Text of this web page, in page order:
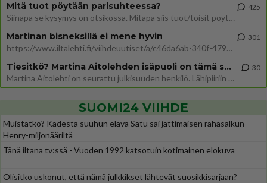
Mitä tuot pöytään parisuhteessa?
Siinäpä se kysymys on otsikossa. Mitäpä siis tuot/toisit pöytään parisuhteessa? Oletko mies vai nainen? Koetko sen mitä
425
Martinan bisneksillä ei mene hyvin
https://www.iltalehti.fi/viihdeuutiset/a/c46da6ab-340f-4790-aaa7-0865eed2336 Yrityksen konkurssihakemus on tullut kärä
301
Tiesitkö? Martina Aitolehden isäpuoli on tämä suosittu laulaja
Martina Aitolehti on seurattu julkisuuden henkilö. Lähipiiriin mahtuu muitakin tunnettuja henkilöitä. Tiesitkö, että Ma
30
SUOMI24 VIIHDE
Muistatko? Kädestä suuhun elävä Satu sai jättimäisen rahasalkun
Henry-miljonääriltä
Tänä iltana tv:ssä - Vuoden 1992 katsotuin kotimainen elokuva
Olisitko uskonut, että nämä julkkikset lähtevät suosikkisarjaan?